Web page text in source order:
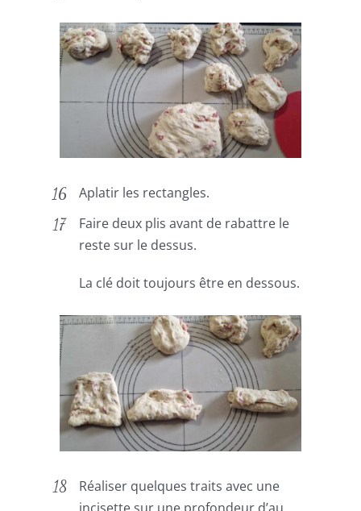
Aplatir les rectangles.
Faire deux plis avant de rabattre le
reste sur le dessus.
La clé doit toujours être en dessous.
Réaliser quelques traits avec une